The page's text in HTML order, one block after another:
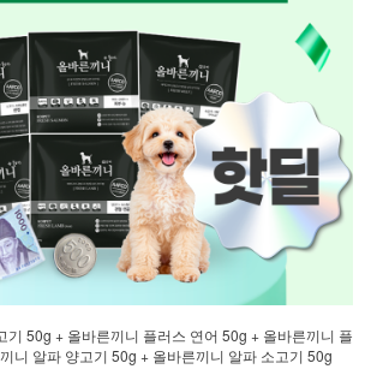
기 50g + 올바른끼니 플러스 연어 50g + 올바른끼니 플
니 알파 양고기 50g + 올바른끼니 알파 소고기 50g